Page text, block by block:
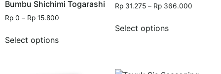
Bumbu Shichimi Togarashi
Rp 0 – Rp 15.800
Select options
Rp31.275 – Rp366.000
Select options